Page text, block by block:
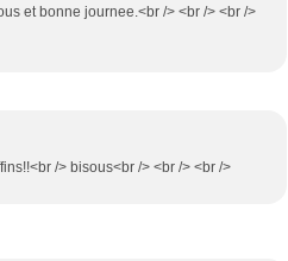
et bonne journee.<br /> <br /> <br />
/> bisous<br /> <br /> <br />